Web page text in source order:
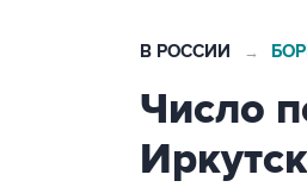
В РОССИИ →
Число